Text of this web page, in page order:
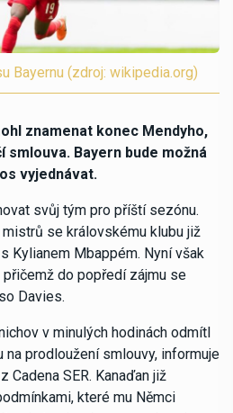
Bayernu (zdroj: wikipedia.org)
znamenat konec Mendyho,
Bayern bude možná
vyjednávat.
svůj tým pro příští sezónu.
se královskému klubu již
Kylianem Mbappém. Nyní však
do popředí zájmu se
Davies.
v minulých hodinách odmítl
na prodloužení smlouvy, informuje
Cadena SER. Kanaďan již
které mu Němci